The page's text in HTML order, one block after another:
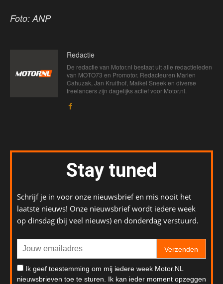
Foto: ANP
Redactie
De redactie van Motor.nl bestaat uit alle redactieleden
van MOTO73 en Promotor. Redacteuren Marien
Cahuzak, Jan Kruithof, Maikel Sneek en diverse
freelancers zijn dagelijks actief voor Motor.nl.
Stay tuned
Schrijf je in voor onze nieuwsbrief en mis nooit het
laatste nieuws! Onze nieuwsbrief wordt iedere week
op dinsdag (bij veel nieuws) en donderdag verstuurd.
Verzenden
Ik geef toestemming om mij iedere week Motor.NL
nieuwsbrieven toe te sturen. Ik kan ieder moment opzeggen